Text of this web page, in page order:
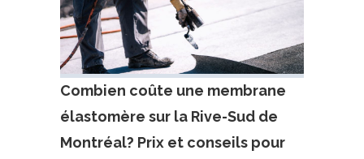
Combien coûte une membrane
élastomère sur la Rive-Sud de
Montréal? Prix et conseils pour